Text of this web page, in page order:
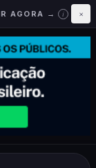
AGORA → i ×